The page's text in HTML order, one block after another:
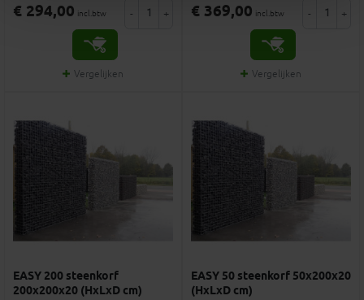
€ 294,00 incl.btw - +
Vergelijken
€ 369,00 incl.btw - +
Vergelijken
EASY 200 steenkorf
200x200x20 (HxLxD cm)
EASY 50 steenkorf 50x200x20
(HxLxD cm)